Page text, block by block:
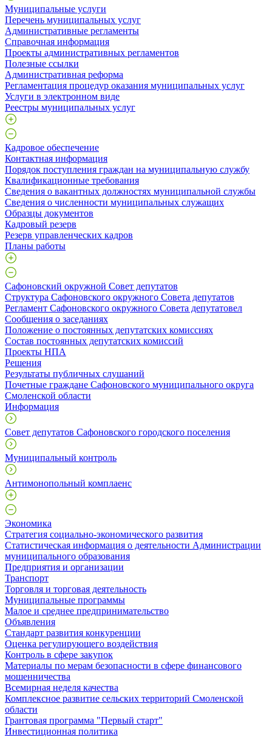
Муниципальные услуги
Перечень муниципальных услуг
Административные регламенты
Справочная информация
Проекты административных регламентов
Полезные ссылки
Административная реформа
Регламентация процедур оказания муниципальных услуг
Услуги в электронном виде
Реестры муниципальных услуг
Кадровое обеспечение
Контактная информация
Порядок поступления граждан на муниципальную службу
Квалификационные требования
Сведения о вакантных должностях муниципальной службы
Сведения о численности муниципальных служащих
Образцы документов
Кадровый резерв
Резерв управленческих кадров
Планы работы
Сафоновский окружной Совет депутатов
Структура Сафоновского окружного Совета депутатов
Регламент Сафоновского окружного Совета депутатовел
Сообщения о заседаниях
Положение о постоянных депутатских комиссиях
Состав постоянных депутатских комиссий
Проекты НПА
Решения
Результаты публичных слушаний
Почетные граждане Сафоновского муниципального округа
Смоленской области
Информация
Совет депутатов Сафоновского городского поселения
Муниципальный контроль
Антимонопольный комплаенс
Экономика
Стратегия социально-экономического развития
Статистическая информация о деятельности Администрации
муниципального образования
Предприятия и организации
Транспорт
Торговля и торговая деятельность
Муниципальные программы
Малое и среднее предпринимательство
Объявления
Стандарт развития конкуренции
Оценка регулирующего воздействия
Контроль в сфере закупок
Материалы по мерам безопасности в сфере финансового
мошенничества
Всемирная неделя качества
Комплексное развитие сельских территорий Смоленской
области
Грантовая программа "Первый старт"
Инвестиционная политика